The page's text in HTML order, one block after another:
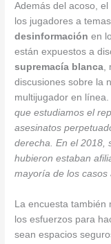
Además del acoso,
los jugadores a
desinformación en
están expuestos a
supremacía blanca,
discusiones sobre la
multijugador en
que estudiamos el
asesinatos
derecha. En el 2018,
hubieron estaban
mayoría de los casos
La encuesta también
los esfuerzos para
sean espacios